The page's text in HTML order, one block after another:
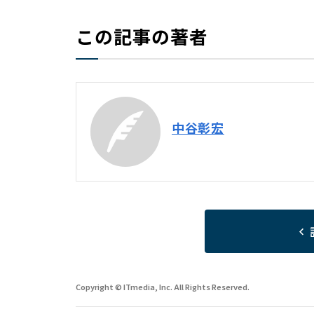
この記事の著者
中谷彰宏
Copyright © ITmedia, Inc. All Rights Reserved.